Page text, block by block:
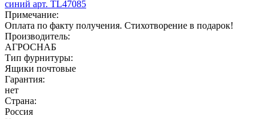
синий арт. TL47085
Примечание:
Оплата по факту получения. Стихотворение в подарок!
Производитель:
АГРОСНАБ
Тип фурнитуры:
Ящики почтовые
Гарантия:
нет
Страна:
Россия